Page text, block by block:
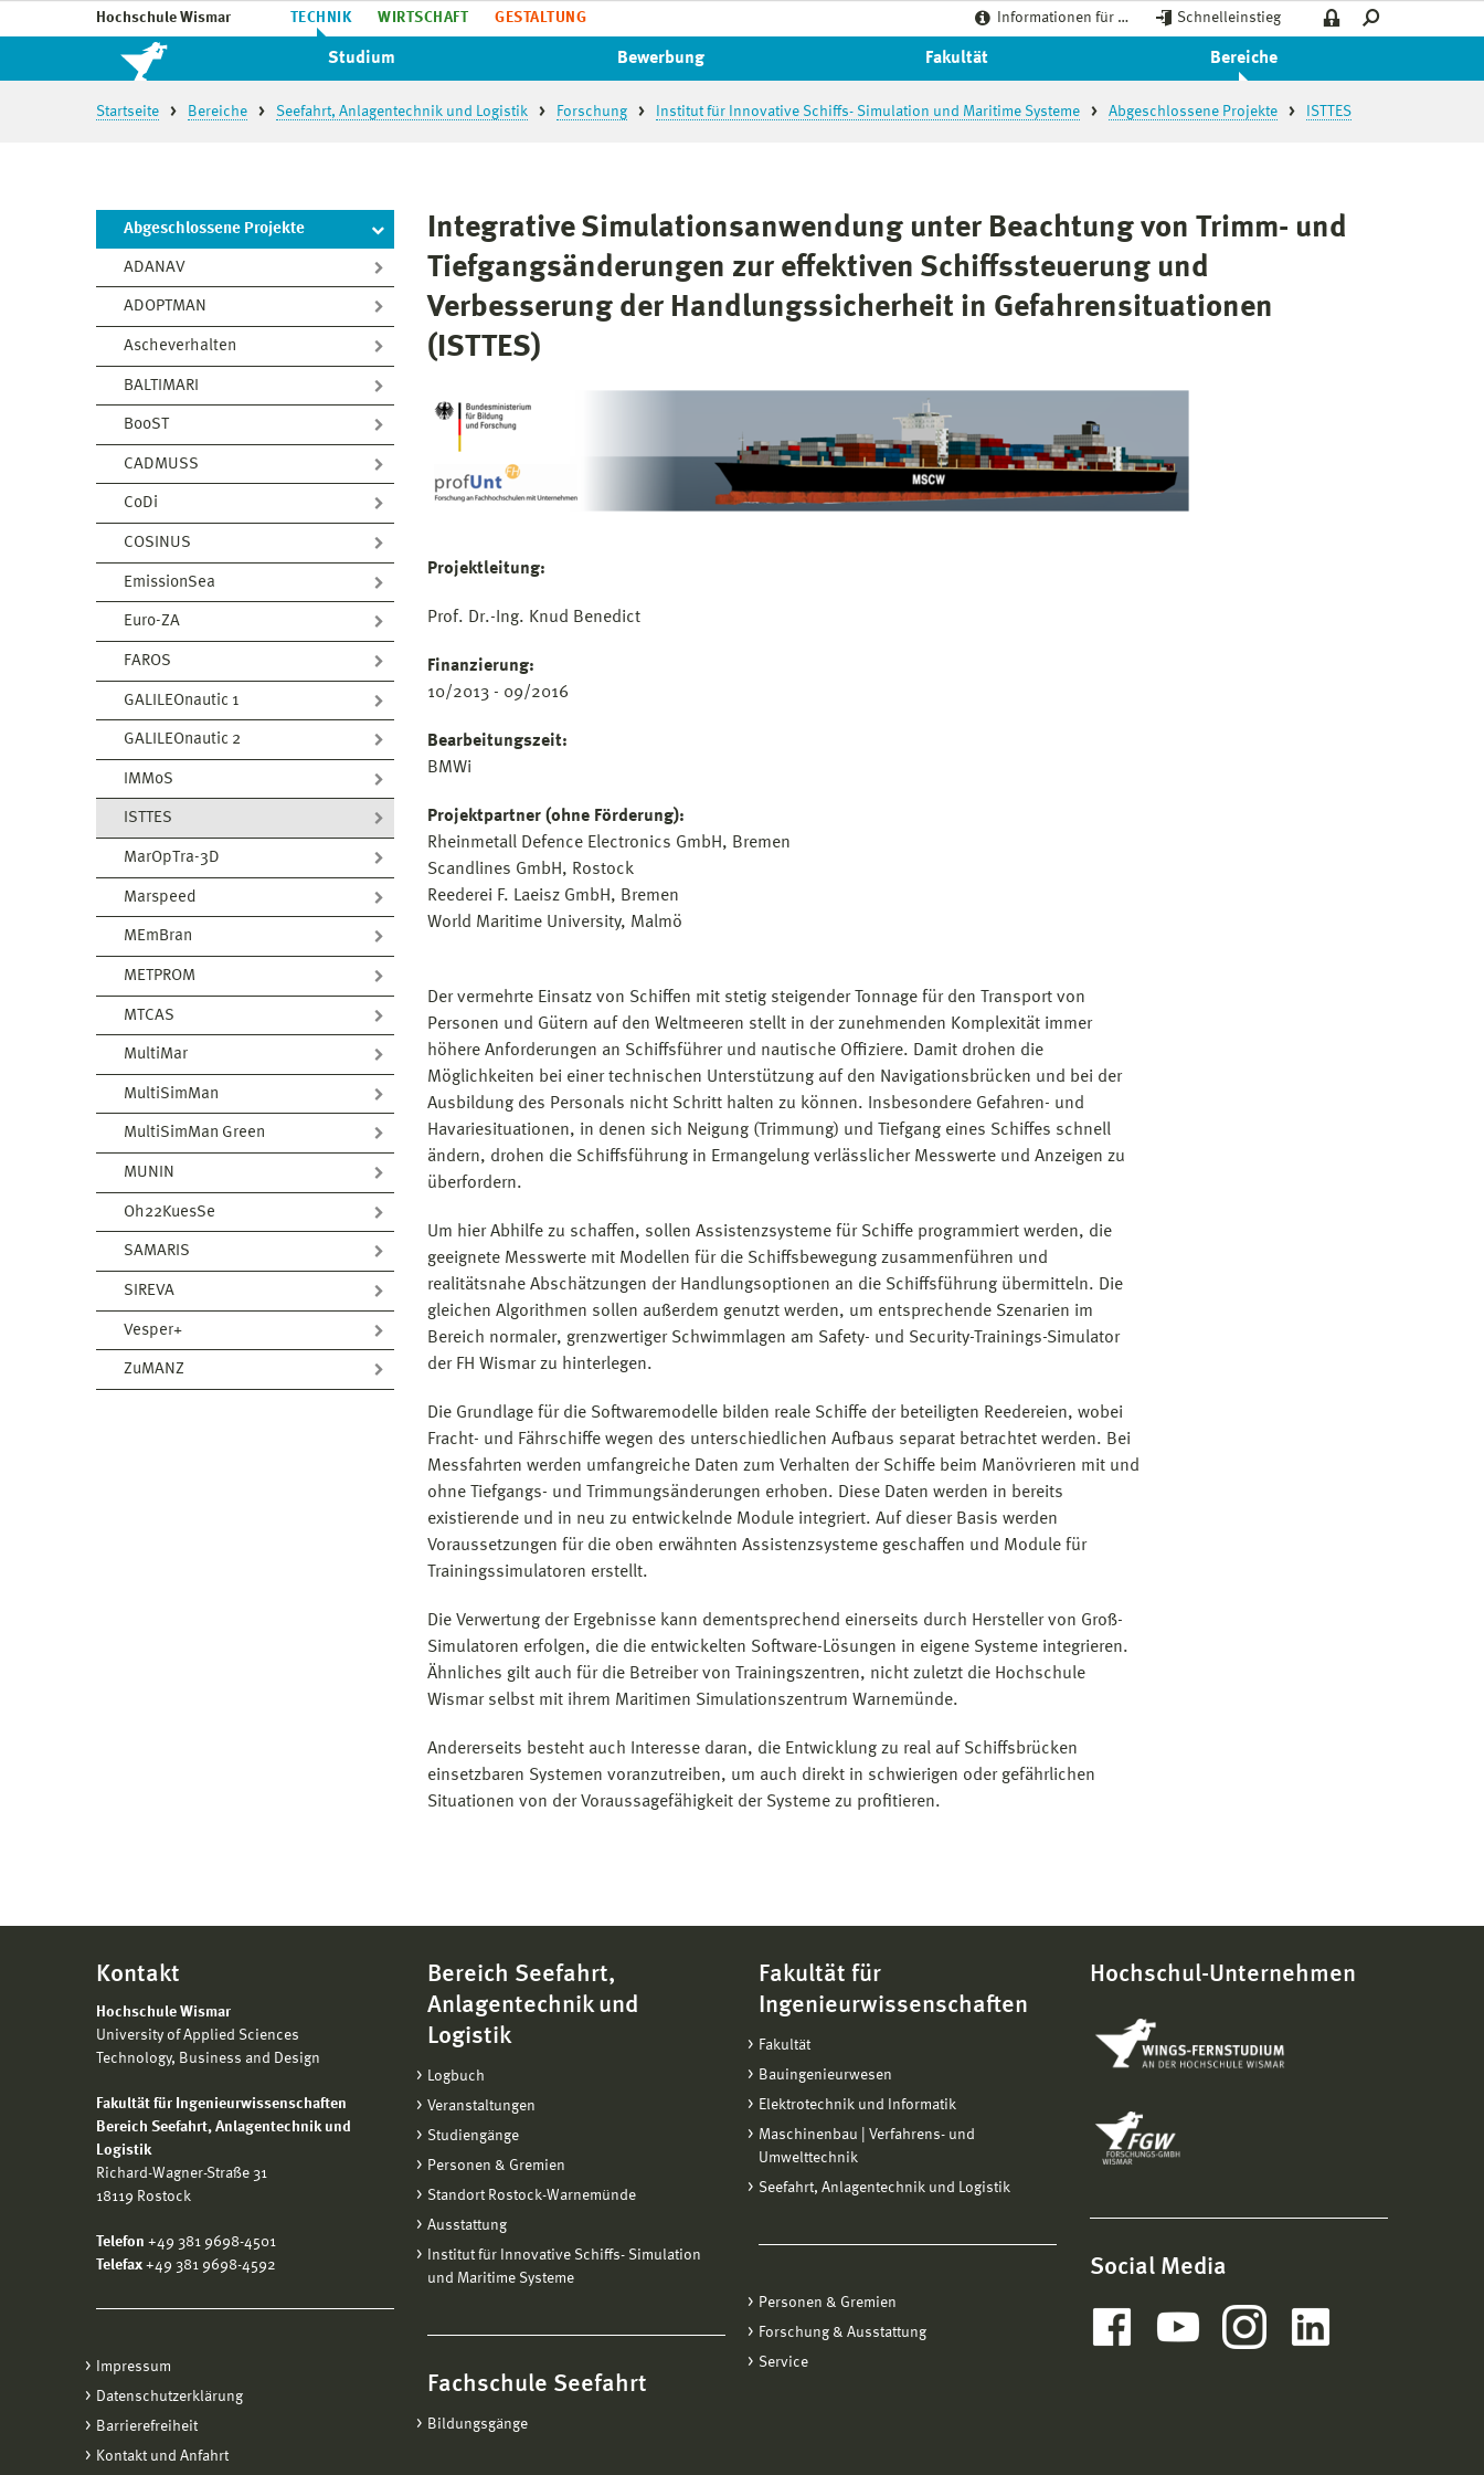
Hochschule Wismar TECHNIK WIRTSCHAFT GESTALTUNG Informationen für … Schnelleinstieg
Studium Bewerbung Fakultät Bereiche
Startseite Bereiche Seefahrt, Anlagentechnik und Logistik Forschung Institut für Innovative Schiffs- Simulation und Maritime Systeme Abgeschlossene Projekte ISTTES
Abgeschlossene Projekte
ADANAV
ADOPTMAN
Ascheverhalten
BALTIMARI
BooST
CADMUSS
CoDi
COSINUS
EmissionSea
Euro-ZA
FAROS
GALILEOnautic 1
GALILEOnautic 2
IMMoS
ISTTES
MarOpTra-3D
Marspeed
MEmBran
METPROM
MTCAS
MultiMar
MultiSimMan
MultiSimMan Green
MUNIN
Oh22KuesSe
SAMARIS
SIREVA
Vesper+
ZuMANZ
Integrative Simulationsanwendung unter Beachtung von Trimm- und
Tiefgangsänderungen zur effektiven Schiffssteuerung und
Verbesserung der Handlungssicherheit in Gefahrensituationen
(ISTTES)
Projektleitung:
Prof. Dr.-Ing. Knud Benedict
Finanzierung:
10/2013 - 09/2016
Bearbeitungszeit:
BMWi
Projektpartner (ohne Förderung):
Rheinmetall Defence Electronics GmbH, Bremen
Scandlines GmbH, Rostock
Reederei F. Laeisz GmbH, Bremen
World Maritime University, Malmö
Der vermehrte Einsatz von Schiffen mit stetig steigender Tonnage für den Transport von
Personen und Gütern auf den Weltmeeren stellt in der zunehmenden Komplexität immer
höhere Anforderungen an Schiffsführer und nautische Offiziere. Damit drohen die
Möglichkeiten bei einer technischen Unterstützung auf den Navigationsbrücken und bei der
Ausbildung des Personals nicht Schritt halten zu können. Insbesondere Gefahren- und
Havariesituationen, in denen sich Neigung (Trimmung) und Tiefgang eines Schiffes schnell
ändern, drohen die Schiffsführung in Ermangelung verlässlicher Messwerte und Anzeigen zu
überfordern.
Um hier Abhilfe zu schaffen, sollen Assistenzsysteme für Schiffe programmiert werden, die
geeignete Messwerte mit Modellen für die Schiffsbewegung zusammenführen und
realitätsnahe Abschätzungen der Handlungsoptionen an die Schiffsführung übermitteln. Die
gleichen Algorithmen sollen außerdem genutzt werden, um entsprechende Szenarien im
Bereich normaler, grenzwertiger Schwimmlagen am Safety- und Security-Trainings-Simulator
der FH Wismar zu hinterlegen.
Die Grundlage für die Softwaremodelle bilden reale Schiffe der beteiligten Reedereien, wobei
Fracht- und Fährschiffe wegen des unterschiedlichen Aufbaus separat betrachtet werden. Bei
Messfahrten werden umfangreiche Daten zum Verhalten der Schiffe beim Manövrieren mit und
ohne Tiefgangs- und Trimmungsänderungen erhoben. Diese Daten werden in bereits
existierende und in neu zu entwickelnde Module integriert. Auf dieser Basis werden
Voraussetzungen für die oben erwähnten Assistenzsysteme geschaffen und Module für
Trainingssimulatoren erstellt.
Die Verwertung der Ergebnisse kann dementsprechend einerseits durch Hersteller von Groß-
Simulatoren erfolgen, die die entwickelten Software-Lösungen in eigene Systeme integrieren.
Ähnliches gilt auch für die Betreiber von Trainingszentren, nicht zuletzt die Hochschule
Wismar selbst mit ihrem Maritimen Simulationszentrum Warnemünde.
Andererseits besteht auch Interesse daran, die Entwicklung zu real auf Schiffsbrücken
einsetzbaren Systemen voranzutreiben, um auch direkt in schwierigen oder gefährlichen
Situationen von der Voraussagefähigkeit der Systeme zu profitieren.
Kontakt
Hochschule Wismar
University of Applied Sciences
Technology, Business and Design
Fakultät für Ingenieurwissenschaften
Bereich Seefahrt, Anlagentechnik und
Logistik
Richard-Wagner-Straße 31
18119 Rostock
Telefon +49 381 9698-4501
Telefax +49 381 9698-4592
Impressum
Datenschutzerklärung
Barrierefreiheit
Kontakt und Anfahrt
Bereich Seefahrt,
Anlagentechnik und
Logistik
Logbuch
Veranstaltungen
Studiengänge
Personen & Gremien
Standort Rostock-Warnemünde
Ausstattung
Institut für Innovative Schiffs- Simulation
und Maritime Systeme
Fachschule Seefahrt
Bildungsgänge
Fakultät für
Ingenieurwissenschaften
Fakultät
Bauingenieurwesen
Elektrotechnik und Informatik
Maschinenbau | Verfahrens- und
Umwelttechnik
Seefahrt, Anlagentechnik und Logistik
Personen & Gremien
Forschung & Ausstattung
Service
Hochschul-Unternehmen
Social Media